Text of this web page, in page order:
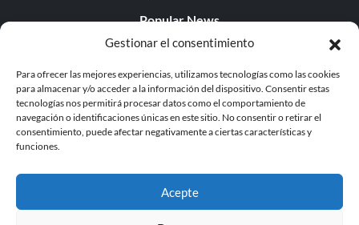
Gestionar el consentimiento
Para ofrecer las mejores experiencias, utilizamos tecnologías como las cookies
para almacenar y/o acceder a la información del dispositivo. Consentir estas
tecnologías nos permitirá procesar datos como el comportamiento de
navegación o identificaciones únicas en este sitio. No consentir o retirar el
consentimiento, puede afectar negativamente a ciertas características y
funciones.
Acepte
Popular News
Popular Editorials
Popular Free Games
LATEST UPDATES